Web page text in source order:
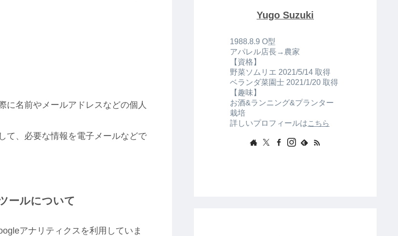
に名前やメールアドレスなどの個人
て、必要な情報を電子メールなどで
ールについて
アナリティクスを利用していま
Yugo Suzuki
1988.8.9 O型
アパレル店長→農家
【資格】
野菜ソムリエ 2021/5/14 取得
ベランダ菜園士 2021/1/20 取得
【趣味】
お酒&ランニング&プランター
栽培
詳しいプロフィールはこちら